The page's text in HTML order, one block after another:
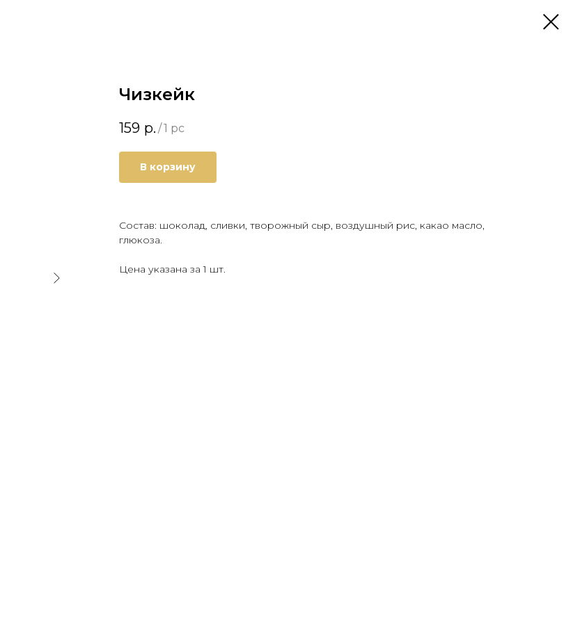
Чизкейк
159 р. /1 pc
В корзину
Состав: шоколад, сливки, творожный сыр, воздушный рис, какао масло,
глюкоза.
Цена указана за 1 шт.